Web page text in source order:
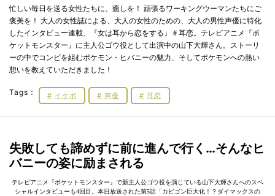
忙しい毎日を送る女性たちに、癒しを！ 頑張るワーキングウーマンたちにご
褒美を！ 大人の女性誌による、大人の女性のための、大人の男性声優に特化
したインタビュー連載、『女は耳から恋をする』＃耳恋。テレビアニメ『ポ
ケットモンスター』に主人公ゴウ役として出演中の山下大輝さん。ストーリ
ーの中でコンビを組むポケモン・ヒバニーの魅力、そしてポケモンへの熱い
想いを教えていただきました！
Tags： イケボ 声優 耳恋
失敗しても諦めずに前に進んで行く…そんなヒ
バニーの姿に励まされる
テレビアニメ『ポケットモンスター』で新主人公ゴウ役を演じている山下大輝さんへのスペ
シャルインタビューも4回目。本日放送された第5話「カビゴン巨大化！？ダイマックスの